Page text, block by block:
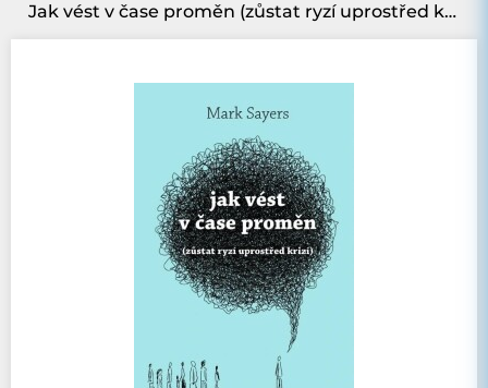
Jak vést v čase proměn (zůstat ryzí uprostřed krizí)